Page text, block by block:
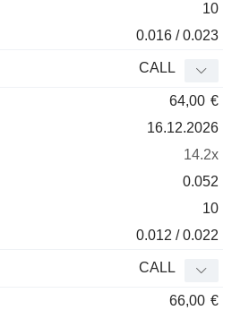
10
0.016 / 0.023
CALL
64,00 €
16.12.2026
14.2x
0.052
10
0.012 / 0.022
CALL
66,00 €